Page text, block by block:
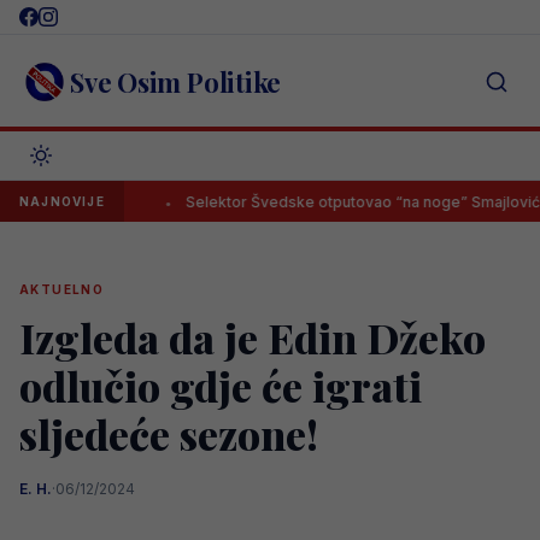
Skip
content Sve Osim Politike
NAJNOVIJE
leđa Selektor Švedske otputovao “na noge” Smajloviću,
AKTUELNO
Izgleda da je Edin Džeko
odlučio gdje će igrati
sljedeće sezone!
E. H.·06/12/2024